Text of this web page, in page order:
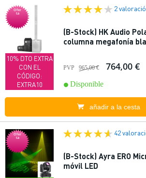
Ofer
ta
10% DTO EXTRA
CON EL
CÓDIGO:
EXTRA10
2
(B-Stock) HK Audio
columna megafonía
PVP 965,00 € 764,00 €
Disponible
añadir a la cesta
Ofer
ta
42
(B-Stock) Ayra ERO
móvil LED